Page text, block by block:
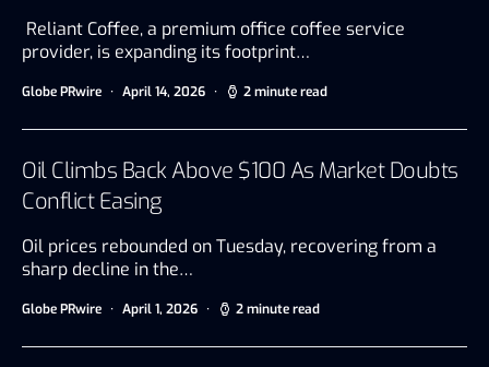
Reliant Coffee, a premium office coffee service
provider, is expanding its footprint…
Globe PRwire April 14, 2026 2 minute read
Oil Climbs Back Above $100 As Market Doubts
Conflict Easing
Oil prices rebounded on Tuesday, recovering from a
sharp decline in the…
Globe PRwire April 1, 2026 2 minute read